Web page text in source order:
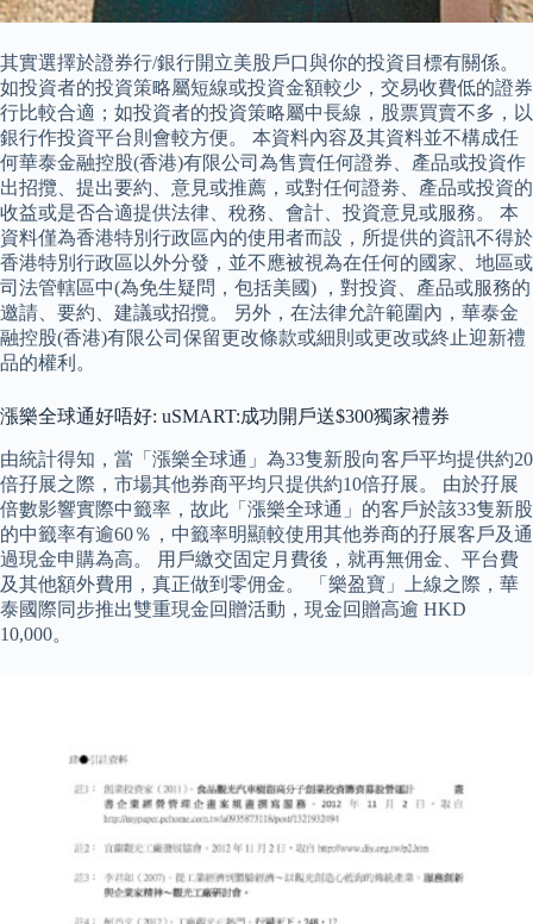
其實選擇於證券行/銀行開立美股戶口與你的投資目標有關係。
如投資者的投資策略屬短線或投資金額較少，交易收費低的證券
行比較合適；如投資者的投資策略屬中長線，股票買賣不多，以
銀行作投資平台則會較方便。 本資料內容及其資料並不構成任
何華泰金融控股(香港)有限公司為售賣任何證券、產品或投資作
出招攬、提出要約、意見或推薦，或對任何證劵、產品或投資的
收益或是否合適提供法律、稅務、會計、投資意見或服務。 本
資料僅為香港特別行政區內的使用者而設，所提供的資訊不得於
香港特別行政區以外分發，並不應被視為在任何的國家、地區或
司法管轄區中(為免生疑問，包括美國) ，對投資、產品或服務的
邀請、要約、建議或招攬。 另外，在法律允許範圍內，華泰金
融控股(香港)有限公司保留更改條款或細則或更改或終止迎新禮
品的權利。
漲樂全球通好唔好: uSMART:成功開戶送$300獨家禮券
由統計得知，當「漲樂全球通」為33隻新股向客戶平均提供約20
倍孖展之際，市場其他券商平均只提供約10倍孖展。 由於孖展
倍數影響實際中籤率，故此「漲樂全球通」的客戶於該33隻新股
的中籤率有逾60％，中籤率明顯較使用其他券商的孖展客戶及通
過現金申購為高。 用戶繳交固定月費後，就再無佣金、平台費
及其他額外費用，真正做到零佣金。 「樂盈寶」上線之際，華
泰國際同步推出雙重現金回贈活動，現金回贈高逾 HKD
10,000。